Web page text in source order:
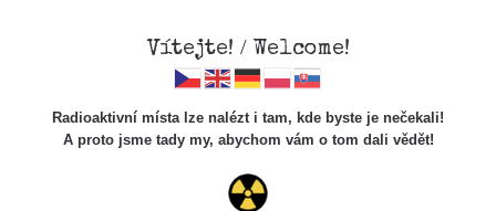
Chcete vidět data o tomto místě? Přihlašte se prosím
Vítejte! / Welcome!
Radioaktivní místa lze nalézt i tam, kde byste je nečekali!
A proto jsme tady my, abychom vám o tom dali vědět!